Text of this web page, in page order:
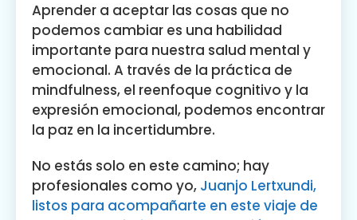
Aprender a aceptar las cosas que no
podemos cambiar es una habilidad
importante para nuestra salud mental y
emocional. A través de la práctica de
mindfulness, el reenfoque cognitivo y la
expresión emocional, podemos encontrar
la paz en la incertidumbre.
No estás solo en este camino; hay
profesionales como yo, Juanjo Lertxundi,
listos para acompañarte en este viaje de